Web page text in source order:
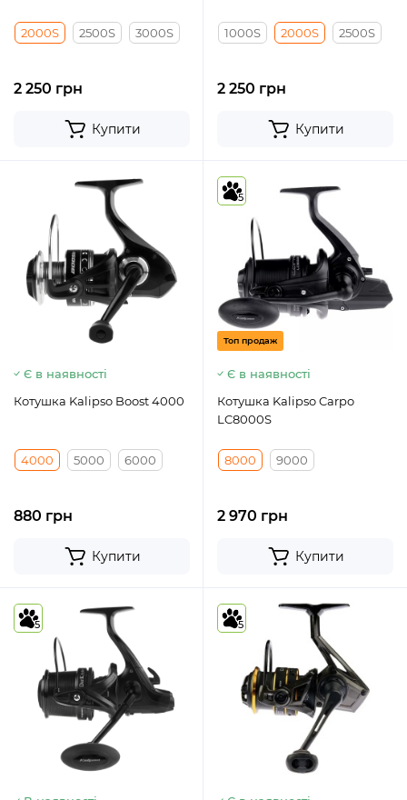
2000S 2500S 3000S
2 250 грн
Купити
1000S 2000S 2500S
2 250 грн
Купити
Є в наявності
Котушка Kalipso Boost 4000
4000 5000 6000
880 грн
Купити
5
Топ продаж
Є в наявності
Котушка Kalipso Carpo
LC8000S
8000 9000
2 970 грн
Купити
5 5